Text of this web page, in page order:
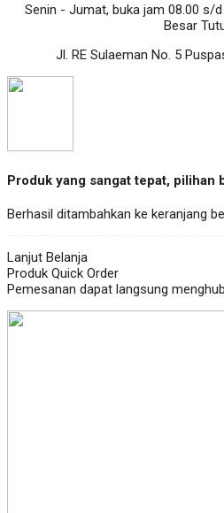
Senin - Jumat, buka jam 08.00 s/
Besar
Jl. RE Sulaeman No. 5
Produk yang sangat tepat, pilihan
Berhasil ditambahkan ke keranjang
Lanjut Belanja
Produk Quick Order
Pemesanan dapat langsung